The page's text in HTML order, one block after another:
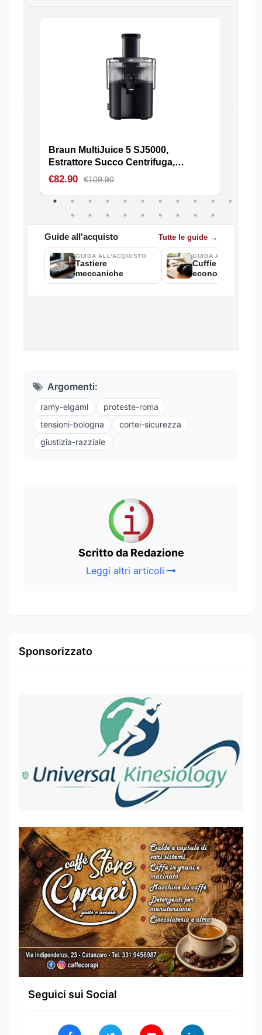
Argomenti:
ramy-elgaml
proteste-roma
tensioni-bologna
cortei-sicurezza
giustizia-razziale
Scritto da Redazione
Leggi altri articoli
Sponsorizzato
Seguici sui Social